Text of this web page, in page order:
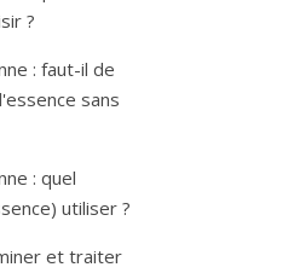
?
: faut-il de
sans
: quel
utiliser ?
et traiter